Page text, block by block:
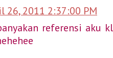
26, 2011 2:37:00 PM
referensi aku